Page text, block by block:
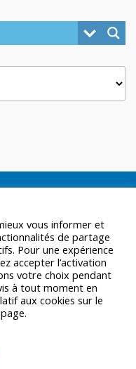
vous informer et
de partage
Pour une expérience
accepter l’activation
votre choix pendant
à tout moment en
aux cookies sur le